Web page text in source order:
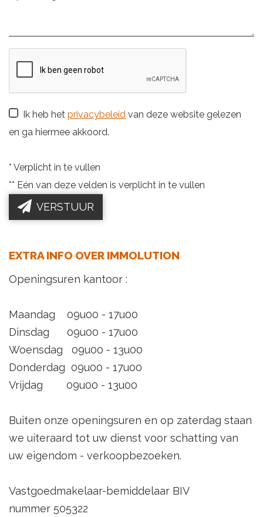
Ik heb het privacybeleid van deze website gelezen
en ga hiermee akkoord.
* Verplicht in te vullen
** Eén van deze velden is verplicht in te vullen
VERSTUUR
EXTRA INFO OVER IMMOLUTION
Openingsuren kantoor :
Maandag 09u00 - 17u00
Dinsdag 09u00 - 17u00
Woensdag 09u00 - 13u00
Donderdag 09u00 - 17u00
Vrijdag 09u00 - 13u00
Buiten onze openingsuren en op zaterdag staan
we uiteraard tot uw dienst voor schatting van
uw eigendom - verkoopbezoeken.
Vastgoedmakelaar-bemiddelaar BIV
nummer 505322